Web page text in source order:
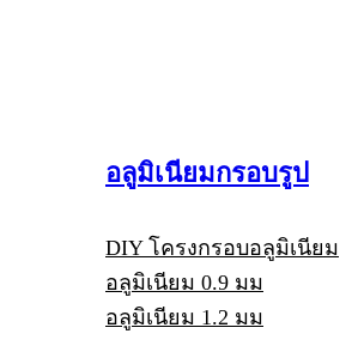
อลูมิเนียมกรอบรูป
DIY โครงกรอบอลูมิเนียม
อลูมิเนียม 0.9 มม
อลูมิเนียม 1.2 มม